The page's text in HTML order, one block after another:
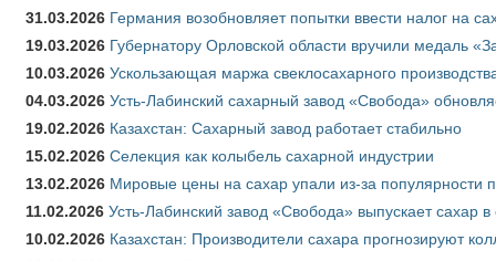
31.03.2026 Германия возобновляет попытки ввести налог на
19.03.2026 Губернатору Орловской области вручили медаль
10.03.2026 Ускользающая маржа свеклосахарного
04.03.2026 Усть-Лабинский сахарный завод «Свобода»
19.02.2026 Казахстан: Сахарный завод работает стабильно
15.02.2026 Селекция как колыбель сахарной индустрии
13.02.2026 Мировые цены на сахар упали из-за популярности
11.02.2026 Усть-Лабинский завод «Свобода» выпускает сахар в
10.02.2026 Казахстан: Производители сахара прогнозируют